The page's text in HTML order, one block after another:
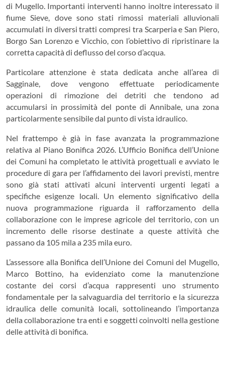
di Mugello. Importanti interventi hanno inoltre interessato il
fiume Sieve, dove sono stati rimossi materiali alluvionali
accumulati in diversi tratti compresi tra Scarperia e San Piero,
Borgo San Lorenzo e Vicchio, con l’obiettivo di ripristinare la
corretta capacità di deflusso del corso d’acqua.
Particolare attenzione è stata dedicata anche all’area di
Sagginale, dove vengono effettuate periodicamente
operazioni di rimozione dei detriti che tendono ad
accumularsi in prossimità del ponte di Annibale, una zona
particolarmente sensibile dal punto di vista idraulico.
Nel frattempo è già in fase avanzata la programmazione
relativa al Piano Bonifica 2026. L’Ufficio Bonifica dell’Unione
dei Comuni ha completato le attività progettuali e avviato le
procedure di gara per l’affidamento dei lavori previsti, mentre
sono già stati attivati alcuni interventi urgenti legati a
specifiche esigenze locali. Un elemento significativo della
nuova programmazione riguarda il rafforzamento della
collaborazione con le imprese agricole del territorio, con un
incremento delle risorse destinate a queste attività che
passano da 105 mila a 235 mila euro.
L’assessore alla Bonifica dell’Unione dei Comuni del Mugello,
Marco Bottino , ha evidenziato come la manutenzione
costante dei corsi d’acqua rappresenti uno strumento
fondamentale per la salvaguardia del territorio e la sicurezza
idraulica delle comunità locali, sottolineando l’importanza
della collaborazione tra enti e soggetti coinvolti nella gestione
delle attività di bonifica.